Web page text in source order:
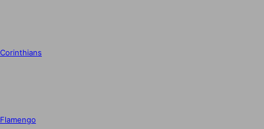
Corinthians
Flamengo